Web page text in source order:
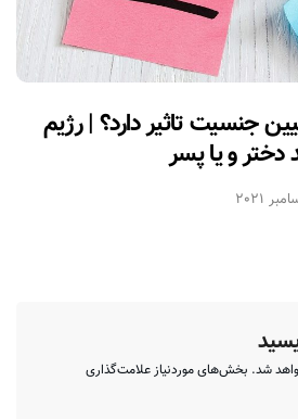
جنسیت تاثیر دارد؟ | رژیم
دختر و یا پسر
شد. بخش‌های موردنیاز علامت‌گذاری